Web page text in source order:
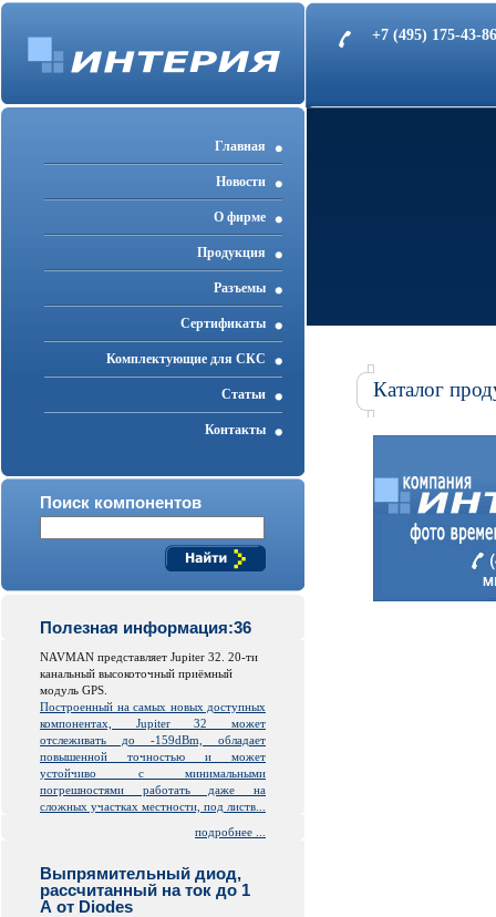
+7 (495) 175-43-
Главная
Новости
О фирме
Продукция
Разъемы
Cертификаты
Комплектующие для СКС
Статьи
Контакты
Поиск компонентов
Полезная информация:36
NAVMAN представляет Jupiter 32. 20-ти
канальный высокоточный приёмный
модуль GPS.
Построенный на самых новых доступных
компонентах, Jupiter 32 может
отслеживать до -159dBm, обладает
повышенной точностью и может
устойчиво с минимальными
погрешностями работать даже на
сложных участках местности, под листв...
подробнее ...
Выпрямительный диод,
рассчитанный на ток до 1
А от Diodes
Каталог